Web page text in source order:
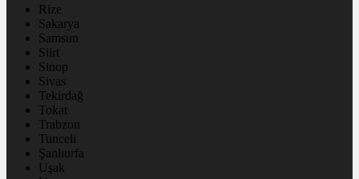
Rize
Sakarya
Samsun
Siirt
Sinop
Sivas
Tekirdağ
Tokat
Trabzon
Tunceli
Şanlıurfa
Uşak